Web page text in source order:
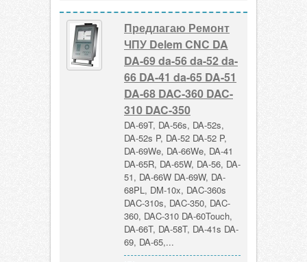
Предлагаю Ремонт
ЧПУ Delem CNC DA
DA-69 da-56 da-52 da-
66 DA-41 da-65 DA-51
DA-68 DAC-360 DAC-
310 DAC-350
DA-69T, DA-56s, DA-52s,
DA-52s P, DA-52 DA-52 P,
DA-69We, DA-66We, DA-41
DA-65R, DA-65W, DA-56, DA-
51, DA-66W DA-69W, DA-
68PL, DM-10x, DAC-360s
DAC-310s, DAC-350, DAC-
360, DAC-310 DA-60Touch,
DA-66T, DA-58T, DA-41s DA-
69, DA-65,...